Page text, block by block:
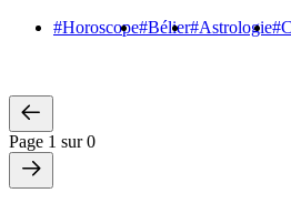
#Horoscope#Bélier#Astrologie
Page 1 sur 0